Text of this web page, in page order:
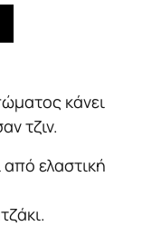
κάνει
τζιν.
από ελαστική